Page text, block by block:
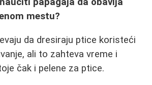
mestu?
da dresiraju ptice koristeći
ali to zahteva vreme i
čak i pelene za ptice.